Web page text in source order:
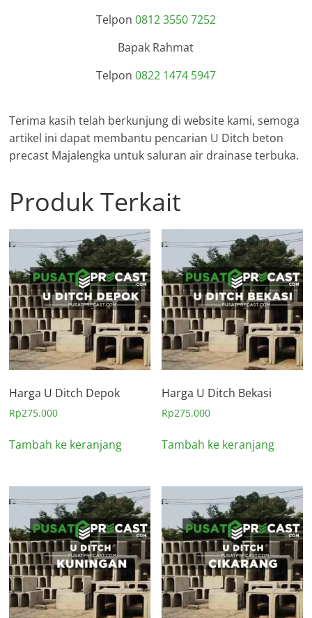
Telpon 0812 3550 7252
Bapak Rahmat
Telpon 0822 1474 5947
Terima kasih telah berkunjung di website kami, semoga
artikel ini dapat membantu pencarian U Ditch beton
precast Majalengka untuk saluran air drainase terbuka.
Produk Terkait
Harga U Ditch Depok
Rp275.000
Tambah ke keranjang
Harga U Ditch Bekasi
Rp275.000
Tambah ke keranjang